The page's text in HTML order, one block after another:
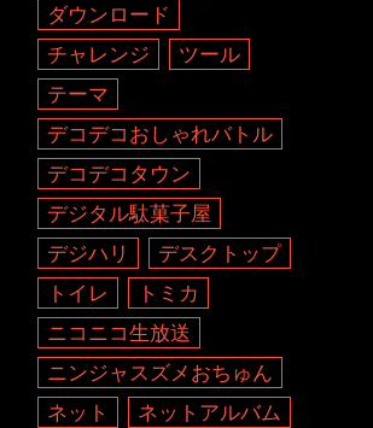
ダウンロード
チャレンジ
ツール
テーマ
デコデコおしゃれバトル
デコデコタウン
デジタル駄菓子屋
デジハリ
デスクトップ
トイレ
トミカ
ニコニコ生放送
ニンジャスズメおちゅん
ネット
ネットアルバム